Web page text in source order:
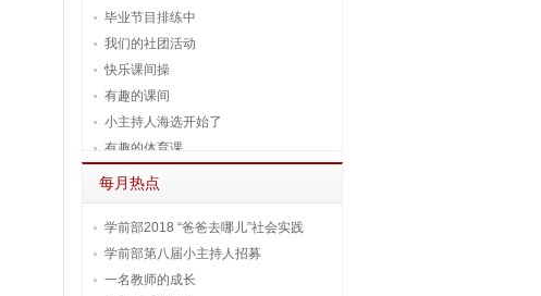
毕业节目排练中
我们的社团活动
快乐课间操
有趣的课间
小主持人海选开始了
有趣的体育课
每月热点
学前部2018 “爸爸去哪儿”社会实践
学前部第八届小主持人招募
一名教师的成长